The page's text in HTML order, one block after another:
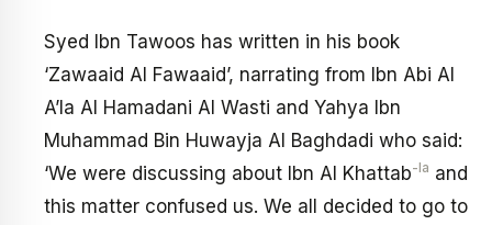
Syed Ibn Tawoos has written in his book
‘Zawaaid Al Fawaaid’, narrating from Ibn Abi Al
A’la Al Hamadani Al Wasti and Yahya Ibn
Muhammad Bin Huwayja Al Baghdadi who said:
‘We were discussing about Ibn Al Khattab-la and
this matter confused us. We all decided to go to